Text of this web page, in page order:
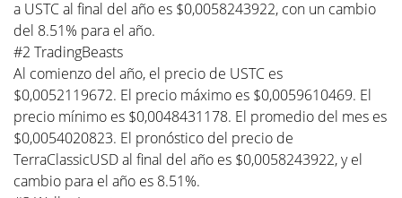
a USTC al final del año es $0,0058243922, con un cambio
del 8.51% para el año.
#2 TradingBeasts
Al comienzo del año, el precio de USTC es
$0,0052119672. El precio máximo es $0,0059610469. El
precio mínimo es $0,0048431178. El promedio del mes es
$0,0054020823. El pronóstico del precio de
TerraClassicUSD al final del año es $0,0058243922, y el
cambio para el año es 8.51%.